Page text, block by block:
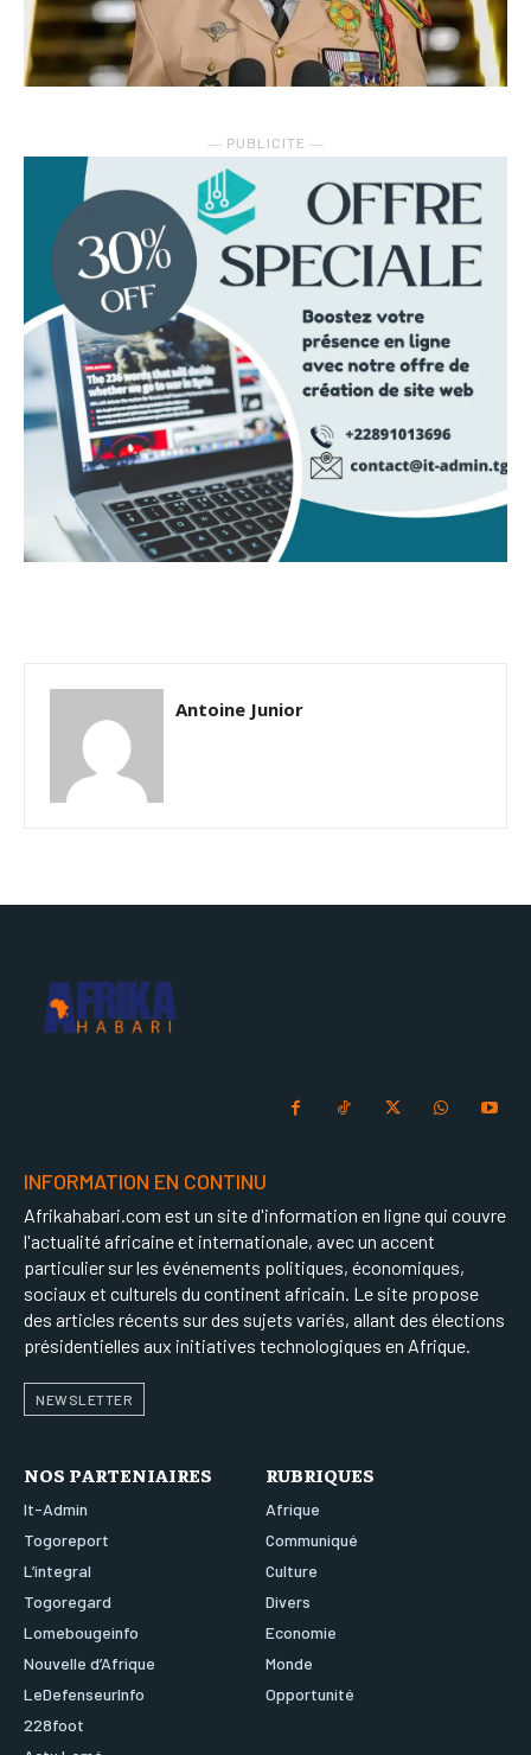
― PUBLICITE ―
Antoine Junior
INFORMATION EN CONTINU
Afrikahabari.com est un site d'information en ligne qui couvre
l'actualité africaine et internationale, avec un accent
particulier sur les événements politiques, économiques,
sociaux et culturels du continent africain. Le site propose
des articles récents sur des sujets variés, allant des élections
présidentielles aux initiatives technologiques en Afrique.
NEWSLETTER
NOS PARTENIAIRES
It-Admin
Togoreport
L’integral
Togoregard
Lomebougeinfo
Nouvelle d’Afrique
LeDefenseurInfo
228foot
RUBRIQUES
Afrique
Communiqué
Culture
Divers
Economie
Monde
Opportunité